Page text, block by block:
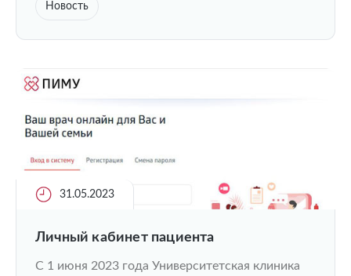
Новость
31.05.2023
Личный кабинет пациента
С 1 июня 2023 года Университетская клиника